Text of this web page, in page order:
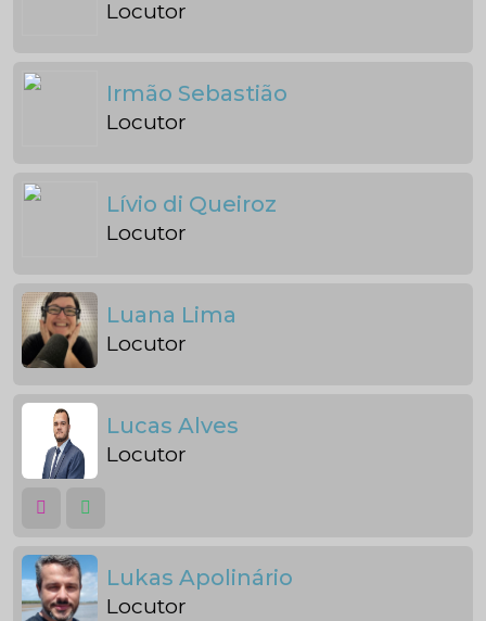
Locutor
Irmão Sebastião
Locutor
Lívio di Queiroz
Locutor
Luana Lima
Locutor
Lucas Alves
Locutor
Lukas Apolinário
Locutor